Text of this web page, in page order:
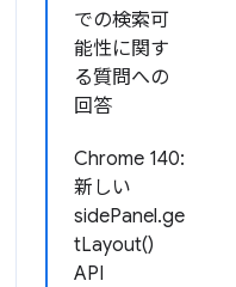
での検索可
能性に関す
る質問への
回答
Chrome 140:
新しい
sidePanel.ge
tLayout()
API